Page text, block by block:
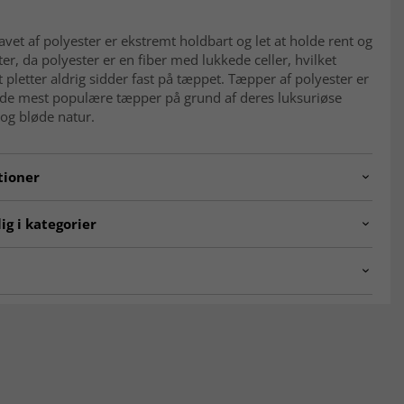
af polyester er ekstremt holdbart og let at holde rent og
da polyester er en fiber med lukkede celler, hvilket
pletter aldrig sidder fast på tæppet. Tæpper af polyester er
mest populære tæpper på grund af deres luksuriøse
bløde natur.
i kategorier